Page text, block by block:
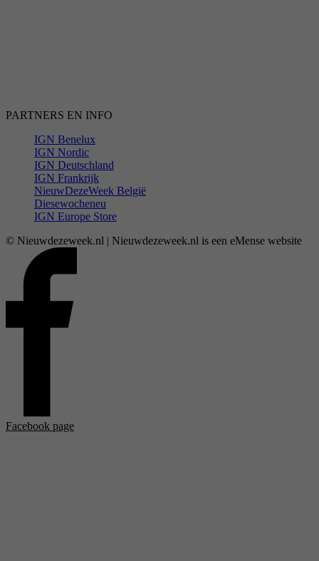
PARTNERS EN INFO
IGN Benelux
IGN Nordic
IGN Deutschland
IGN Frankrijk
NieuwDezeWeek België
Diesewocheneu
IGN Europe Store
© Nieuwdezeweek.nl | Nieuwdezeweek.nl is een eMense website
Facebook page